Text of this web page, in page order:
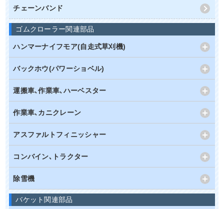
チェーンバンド
ゴムクローラー関連部品
ハンマーナイフモア(自走式草刈機)
バックホウ(パワーショベル)
運搬車､作業車､ハーベスター
作業車､カニクレーン
アスファルトフィニッシャー
コンバイン､トラクター
除雪機
バケット関連部品